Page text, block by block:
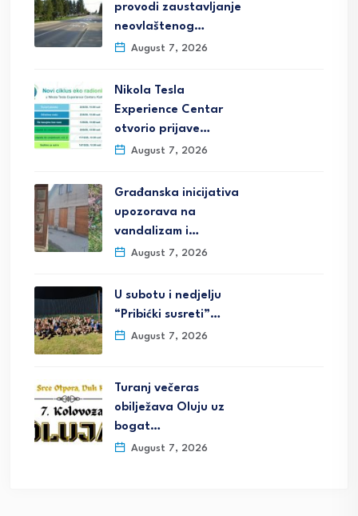
provodi zaustavljanje
neovlaštenog…
August 7, 2026
Nikola Tesla
Experience Centar
otvorio prijave…
August 7, 2026
Građanska inicijativa
upozorava na
vandalizam i…
August 7, 2026
U subotu i nedjelju
“Pribićki susreti”…
August 7, 2026
Turanj večeras
obilježava Oluju uz
bogat…
August 7, 2026